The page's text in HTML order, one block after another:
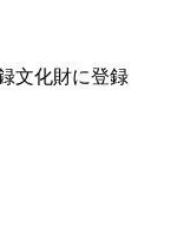
文化財に登録